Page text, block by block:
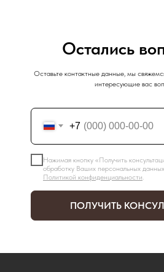
Остались
Оставьте контактные данные, мы
интересующие вас
+7
Нажимая кнопку «Получить
обработку Ваших персональных
Политикой конфиденциальности
ПОЛУЧИТЬ